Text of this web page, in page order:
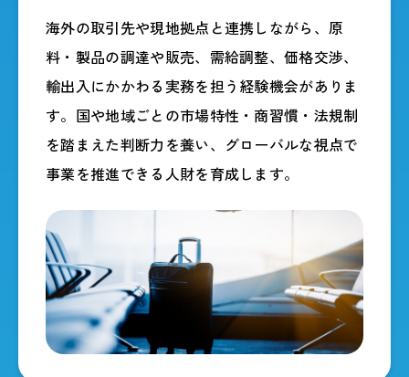
海外の取引先や現地拠点と連携しながら、原
料・製品の調達や販売、需給調整、価格交渉、
輸出入にかかわる実務を担う経験機会がありま
す。国や地域ごとの市場特性・商習慣・法規制
を踏まえた判断力を養い、グローバルな視点で
事業を推進できる人財を育成します。